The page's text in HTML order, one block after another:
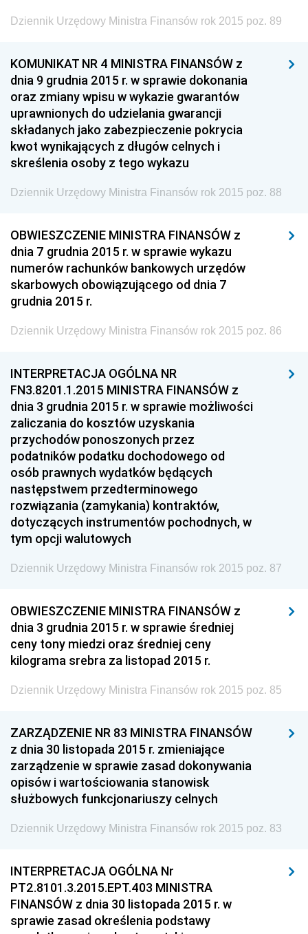
2010
2008
2007
2006
2005
2004
Dziennik Urzędowy Ministra Sprawiedliwości
Dziennik Urzędowy Ministra Rozwoju i Finansów
Dziennik Urzędowy Wyższego Urzędu Górniczego
Dziennik Urzędowy Prezesa Urzędu Transportu
Kolejowego
Dziennik Urzędowy Ministra Przedsiębiorczości i
Technologii
Dziennik Urzędowy Ministra Inwestycji i Rozwoju
Dziennik Urzędowy Naczelnego Dyrektora Archiwów
Państwowych
Dziennik Urzędowy Ministra Finansów, Inwestycji i
Rozwoju
Dziennik Urzędowy Ministra Klimatu
Dziennik Urzędowy Ministra Sportu
Regionalnej
Dziennik Urzędowy Ministra Zdrowia
Dziennik Urzędowy Ministra Środowiska i Głównego
Inspektora Ochrony Środowiska
Dziennik Urzędowy Ministra Finansów, Funduszy i
Polityki Regionalnej
Dziennik Urzędowy Ministra Rozwoju, Pracy i
Technologii
Dziennik Urzędowy Ministra Kultury, Dziedzictwa
Dziennik Urzędowy Ministra Rodziny i Polityki
Dziennik Urzędowy Komendy Głównej Straży
Granicznej
Dziennik Urzędowy Ministra Finansów rok 2015 poz. 89
KOMUNIKAT NR 4 MINISTRA FINANSÓW z
dnia 9 grudnia 2015 r. w sprawie dokonania
oraz zmiany wpisu w wykazie gwarantów
uprawnionych do udzielania gwarancji
składanych jako zabezpieczenie pokrycia
kwot wynikających z długów celnych i
skreślenia osoby z tego wykazu
Dziennik Urzędowy Ministra Finansów rok 2015 poz. 88
OBWIESZCZENIE MINISTRA FINANSÓW z
dnia 7 grudnia 2015 r. w sprawie wykazu
numerów rachunków bankowych urzędów
skarbowych obowiązującego od dnia 7
grudnia 2015 r.
Dziennik Urzędowy Ministra Finansów rok 2015 poz. 86
INTERPRETACJA OGÓLNA NR
FN3.8201.1.2015 MINISTRA FINANSÓW z
dnia 3 grudnia 2015 r. w sprawie możliwości
zaliczania do kosztów uzyskania
przychodów ponoszonych przez
podatników podatku dochodowego od
osób prawnych wydatków będących
następstwem przedterminowego
rozwiązania (zamykania) kontraktów,
dotyczących instrumentów pochodnych, w
tym opcji walutowych
Dziennik Urzędowy Ministra Finansów rok 2015 poz. 87
OBWIESZCZENIE MINISTRA FINANSÓW z
dnia 3 grudnia 2015 r. w sprawie średniej
ceny tony miedzi oraz średniej ceny
kilograma srebra za listopad 2015 r.
Dziennik Urzędowy Ministra Finansów rok 2015 poz. 85
ZARZĄDZENIE NR 83 MINISTRA FINANSÓW
z dnia 30 listopada 2015 r. zmieniające
zarządzenie w sprawie zasad dokonywania
opisów i wartościowania stanowisk
służbowych funkcjonariuszy celnych
Dziennik Urzędowy Ministra Finansów rok 2015 poz. 83
INTERPRETACJA OGÓLNA Nr
PT2.8101.3.2015.EPT.403 MINISTRA
FINANSÓW z dnia 30 listopada 2015 r. w
sprawie zasad określenia podstawy